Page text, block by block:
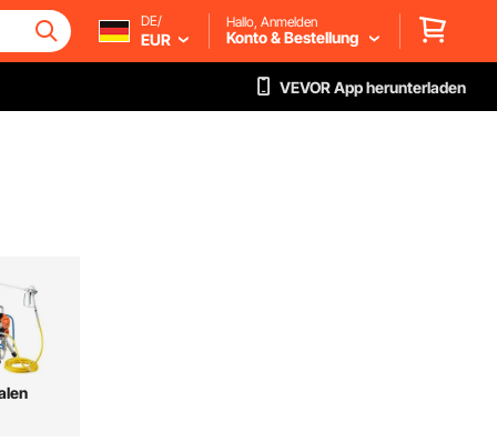
DE/
EUR
Hallo, Anmelden
Konto & Bestellung
VEVOR App herunterladen